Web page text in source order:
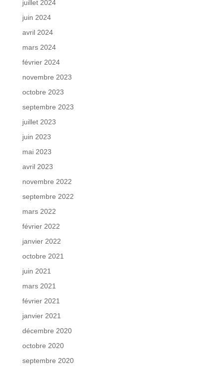
juillet 2024
juin 2024
avril 2024
mars 2024
février 2024
novembre 2023
octobre 2023
septembre 2023
juillet 2023
juin 2023
mai 2023
avril 2023
novembre 2022
septembre 2022
mars 2022
février 2022
janvier 2022
octobre 2021
juin 2021
mars 2021
février 2021
janvier 2021
décembre 2020
octobre 2020
septembre 2020